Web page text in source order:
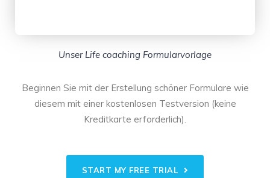
Unser Life coaching Formularvorlage
Beginnen Sie mit der Erstellung schöner Formulare wie
diesem mit einer kostenlosen Testversion (keine
Kreditkarte erforderlich).
START MY FREE TRIAL